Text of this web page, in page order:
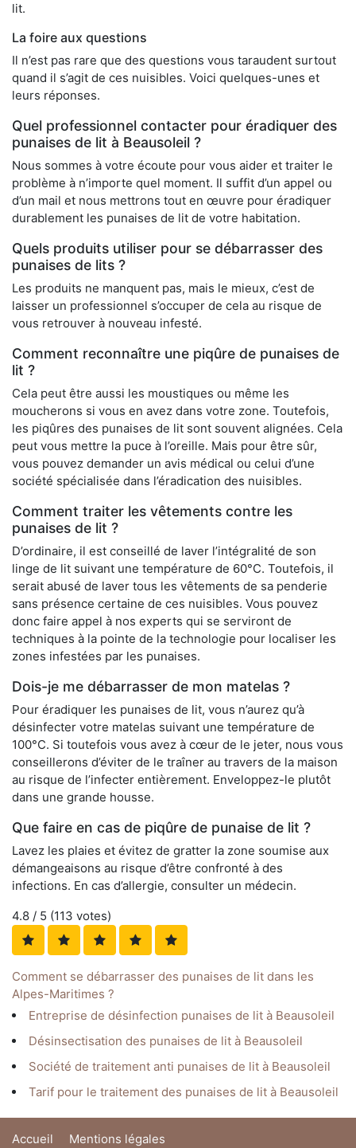
lit.
La foire aux questions
Il n’est pas rare que des questions vous taraudent surtout
quand il s’agit de ces nuisibles. Voici quelques-unes et
leurs réponses.
Quel professionnel contacter pour éradiquer des
punaises de lit à Beausoleil ?
Nous sommes à votre écoute pour vous aider et traiter le
problème à n’importe quel moment. Il suffit d’un appel ou
d’un mail et nous mettrons tout en œuvre pour éradiquer
durablement les punaises de lit de votre habitation.
Quels produits utiliser pour se débarrasser des
punaises de lits ?
Les produits ne manquent pas, mais le mieux, c’est de
laisser un professionnel s’occuper de cela au risque de
vous retrouver à nouveau infesté.
Comment reconnaître une piqûre de punaises de
lit ?
Cela peut être aussi les moustiques ou même les
moucherons si vous en avez dans votre zone. Toutefois,
les piqûres des punaises de lit sont souvent alignées. Cela
peut vous mettre la puce à l’oreille. Mais pour être sûr,
vous pouvez demander un avis médical ou celui d’une
société spécialisée dans l’éradication des nuisibles.
Comment traiter les vêtements contre les
punaises de lit ?
D’ordinaire, il est conseillé de laver l’intégralité de son
linge de lit suivant une température de 60°C. Toutefois, il
serait abusé de laver tous les vêtements de sa penderie
sans présence certaine de ces nuisibles. Vous pouvez
donc faire appel à nos experts qui se serviront de
techniques à la pointe de la technologie pour localiser les
zones infestées par les punaises.
Dois-je me débarrasser de mon matelas ?
Pour éradiquer les punaises de lit, vous n’aurez qu’à
désinfecter votre matelas suivant une température de
100°C. Si toutefois vous avez à cœur de le jeter, nous vous
conseillerons d’éviter de le traîner au travers de la maison
au risque de l’infecter entièrement. Enveloppez-le plutôt
dans une grande housse.
Que faire en cas de piqûre de punaise de lit ?
Lavez les plaies et évitez de gratter la zone soumise aux
démangeaisons au risque d’être confronté à des
infections. En cas d’allergie, consulter un médecin.
4.8 / 5 (113 votes)
Comment se débarrasser des punaises de lit dans les
Alpes-Maritimes ?
Entreprise de désinfection punaises de lit à Beausoleil
Désinsectisation des punaises de lit à Beausoleil
Société de traitement anti punaises de lit à Beausoleil
Tarif pour le traitement des punaises de lit à Beausoleil
Accueil Mentions légales